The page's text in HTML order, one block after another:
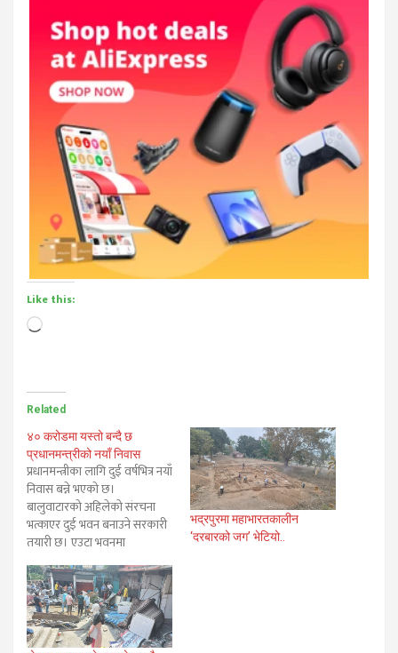
Like this:
Loading…
Related
४० करोडमा यस्तो बन्दै छ
प्रधानमन्त्रीको नयाँ निवास
प्रधानमन्त्रीका लागि दुई वर्षभित्र नयाँ
निवास बन्ने भएको छ।
बालुवाटारको अहिलेको संरचना
भत्काएर दुई भवन बनाउने सरकारी
तयारी छ। एउटा भवनमा
प्रधानमन्त्रीको निजी निवास हुनेछ
भने अर्को भवनमा भेटघाट र बैठक
कक्ष हुनेछन् । नयाँ संरचना बनाउन
४० करोड लगानी हुनेछ । सहरी
विकास तथा भवन निर्माण विभागले
भद्रपुरमा महाभारतकालीन
‘दरबारको जग’ भेटियो..